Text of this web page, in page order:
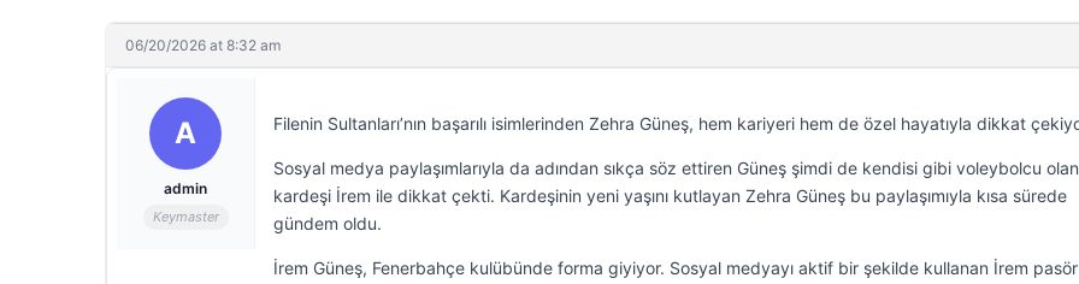
06/20/2026 at 8:32 am
A
admin
Keymaster
Filenin Sultanları’nın başarılı isimlerinden Zehra Güneş, hem kariyeri hem de özel hayatıyla dikkat
Sosyal medya paylaşımlarıyla da adından sıkça söz ettiren Güneş şimdi de kendisi gibi voleybolcu olan
kardeşi İrem ile dikkat çekti. Kardeşinin yeni yaşını kutlayan Zehra Güneş bu paylaşımıyla kısa sürede
gündem oldu.
İrem Güneş, Fenerbahçe kulübünde forma giyiyor. Sosyal medyayı aktif bir şekilde kullanan İrem pasör